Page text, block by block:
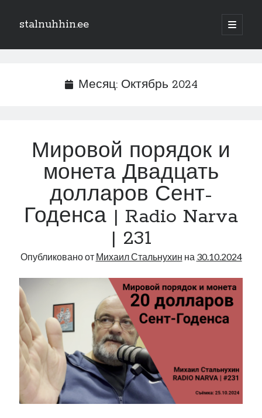
stalnuhhin.ee
отрыть
Боковая
В мире
Интеграция
Интервью
Нарва и северо-восток
Обзор прессы
Парламент и правительство
Экономика
Эстония и Россия
Юмор
Метки
radio narva takinada андрус ансип
Месяц: Октябрь 2024
Мировой порядок и
монета Двадцать
долларов Сент-
Годенса | Radio Narva
| 231
Опубликовано от Михаил Стальнухин на 30.10.2024